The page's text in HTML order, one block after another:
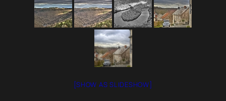
[SHOW AS SLIDESHOW]